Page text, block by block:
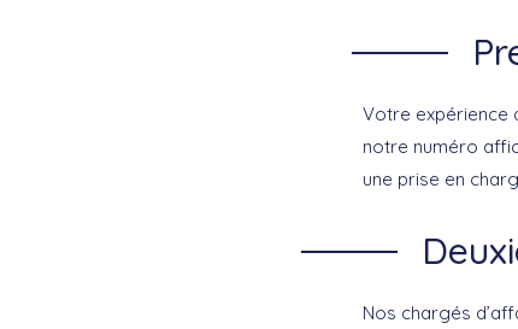
Votre expérience
notre numéro
une prise en
Nos chargés